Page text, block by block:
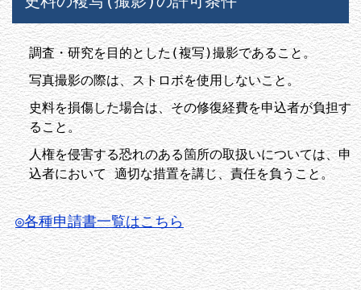
調査・研究を目的とした(複写)撮影であること。
写真撮影の際は、ストロボを使用しないこと。
史料を損傷した場合は、その修復経費を申込者が負担す
ること。
人権を侵害する恐れのある箇所の取扱いについては、申
込者において 適切な措置を講じ、責任を負うこと。
◎各種申請書一覧はこちら